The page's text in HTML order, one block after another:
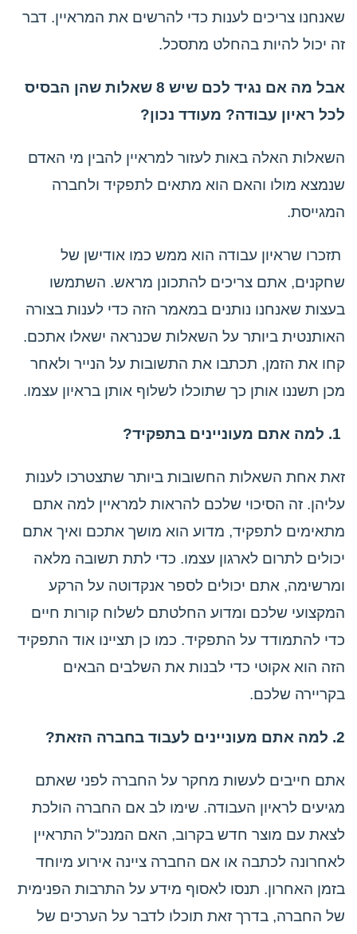
שאנחנו צריכים לענות כדי להרשים את המראיין. דבר
זה יכול להיות בהחלט מתסכל.
אבל מה אם נגיד לכם שיש 8 שאלות שהן הבסיס
לכל ראיון עבודה? מעודד נכון?
השאלות האלה באות לעזור למראיין להבין מי האדם
שנמצא מולו והאם הוא מתאים לתפקיד ולחברה
המגייסת.
תזכרו שראיון עבודה הוא ממש כמו אודישן של
שחקנים, אתם צריכים להתכונן מראש. השתמשו
בעצות שאנחנו נותנים במאמר הזה כדי לענות בצורה
האותנטית ביותר על השאלות שכנראה ישאלו אתכם.
קחו את הזמן, תכתבו את התשובות על הנייר ולאחר
מכן תשננו אותן כך שתוכלו לשלוף אותן בראיון עצמו.
1. למה אתם מעוניינים בתפקיד?
זאת אחת השאלות החשובות ביותר שתצטרכו לענות
עליהן. זה הסיכוי שלכם להראות למראיין למה אתם
מתאימים לתפקיד, מדוע הוא מושך אתכם ואיך אתם
יכולים לתרום לארגון עצמו. כדי לתת תשובה מלאה
ומרשימה, אתם יכולים לספר אנקדוטה על הרקע
המקצועי שלכם ומדוע החלטתם לשלוח קורות חיים
כדי להתמודד על התפקיד. כמו כן תציינו אוד התפקיד
הזה הוא אקוטי כדי לבנות את השלבים הבאים
בקריירה שלכם.
2. למה אתם מעוניינים לעבוד בחברה הזאת?
אתם חייבים לעשות מחקר על החברה לפני שאתם
מגיעים לראיון העבודה. שימו לב אם החברה הולכת
לצאת עם מוצר חדש בקרוב, האם המנכ"ל התראיין
לאחרונה לכתבה או אם החברה ציינה אירוע מיוחד
בזמן האחרון. תנסו לאסוף מידע על התרבות הפנימית
של החברה, בדרך זאת תוכלו לדבר על הערכים של